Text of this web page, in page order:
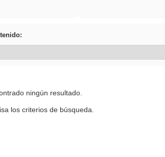
ningún resultado.
los criterios de búsqueda.